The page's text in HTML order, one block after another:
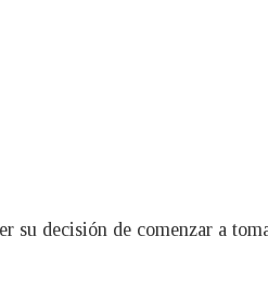
decisión de comenzar a